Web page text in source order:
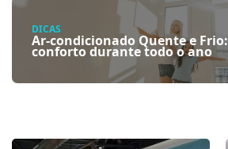
DICAS
Ar-condicionado Quente e Frio:
conforto durante todo o ano